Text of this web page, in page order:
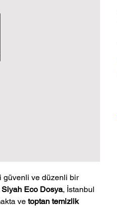
güvenli ve düzenli bir
Eco Dosya, İstanbul
ve toptan temizlik